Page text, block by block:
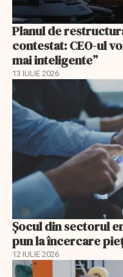
Planul de
contestat: CEO-ul
mai inteligente”
13 IULIE 2026
Șocul din sectorul
pun la încercare
12 IULIE 2026
EXCLUSIV